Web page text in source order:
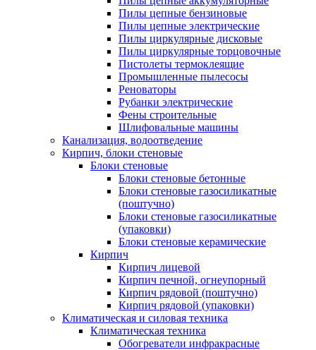
Пилы цепные бензиновые
Пилы цепные электрические
Пилы циркулярные дисковые
Пилы циркулярные торцовочные
Пистолеты термоклеящие
Промышленные пылесосы
Реноваторы
Рубанки электрические
Фены строительные
Шлифовальные машины
Канализация, водоотведение
Кирпич, блоки стеновые
Блоки стеновые
Блоки стеновые бетонные
Блоки стеновые газосиликатные
(поштучно)
Блоки стеновые газосиликатные
(упаковки)
Блоки стеновые керамические
Кирпич
Кирпич лицевой
Кирпич печной, огнеупорный
Кирпич рядовой (поштучно)
Кирпич рядовой (упаковки)
Климатическая и силовая техника
Климатическая техника
Обогреватели инфракрасные